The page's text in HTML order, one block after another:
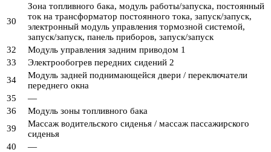
30
Зона топливного бака, модуль работы/запуска, постоянный
ток на трансформатор постоянного тока, запуск/запуск,
электронный модуль управления тормозной системой,
запуск/запуск, панель приборов, запуск/запуск
32
Модуль управления задним приводом 1
33
Электрообогрев передних сидений 2
34
Модуль задней поднимающейся двери / переключатели
переднего окна
35
—
36
Модуль зоны топливного бака
39
Массаж водительского сиденья / массаж пассажирского
сиденья
40
—